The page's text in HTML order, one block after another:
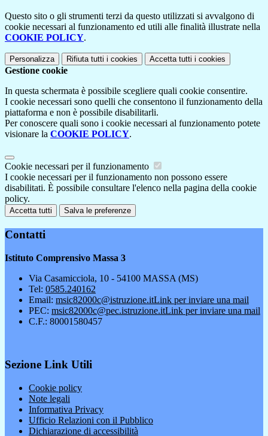
Questo sito o gli strumenti terzi da questo utilizzati si avvalgono di
cookie necessari al funzionamento ed utili alle finalità illustrate nella
COOKIE POLICY.
Personalizza Rifiuta tutti i cookies Accetta tutti i cookies
Gestione cookie
In questa schermata è possibile scegliere quali cookie consentire.
I cookie necessari sono quelli che consentono il funzionamento della
piattaforma e non è possibile disabilitarli.
Per conoscere quali sono i cookie necessari al funzionamento potete
visionare la COOKIE POLICY.
Cookie necessari per il funzionamento
I cookie necessari per il funzionamento non possono essere
disabilitati. È possibile consultare l'elenco nella pagina della cookie
policy.
Accetta tutti Salva le preferenze
Contatti
Istituto Comprensivo Massa 3
Via Casamicciola, 10 - 54100 MASSA (MS)
Tel: 0585.240162
Email: msic82000c@istruzione.itLink per inviare una mail
PEC: msic82000c@pec.istruzione.itLink per inviare una mail
C.F.: 80001580457
Sezione Link Utili
Cookie policy
Note legali
Informativa Privacy
Ufficio Relazioni con il Pubblico
Dichiarazione di accessibilità